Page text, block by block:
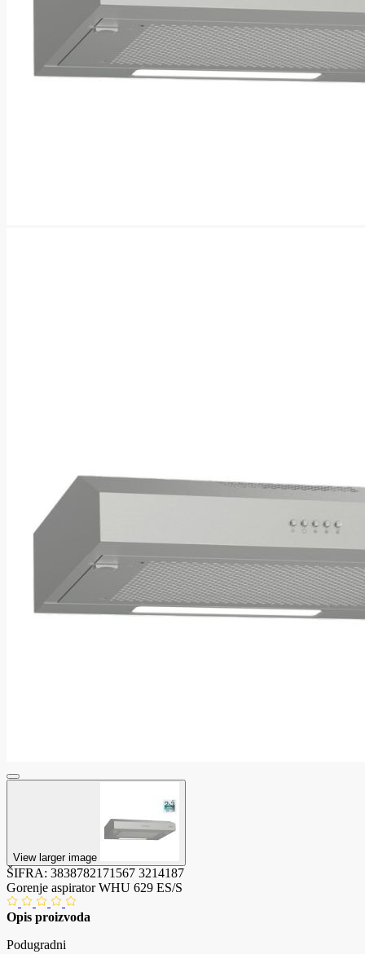
View larger image
ŠIFRA: 3838782171567 3214187
Gorenje aspirator WHU 629 ES/S
Opis proizvoda
Podugradni